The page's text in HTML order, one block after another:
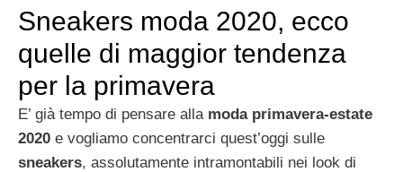
Sneakers moda 2020, ecco
quelle di maggior tendenza
per la primavera
E’ già tempo di pensare alla moda primavera-estate
2020 e vogliamo concentrarci quest’oggi sulle
sneakers, assolutamente intramontabili nei look di